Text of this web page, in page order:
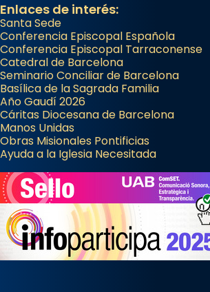
Enlaces de interés:
Santa Sede
Conferencia Episcopal Española
Conferencia Episcopal Tarraconense
Catedral de Barcelona
Seminario Conciliar de Barcelona
Basílica de la Sagrada Familia
Año Gaudí 2026
Cáritas Diocesana de Barcelona
Manos Unidas
Obras Misionales Pontificias
Ayuda a la Iglesia Necesitada